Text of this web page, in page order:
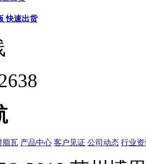
快速出货
脂瓦 产品中心 客户见证 公司动态 行业资